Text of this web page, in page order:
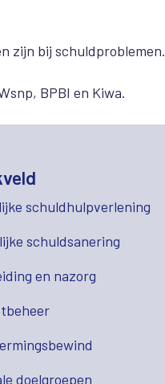
zijn bij schuldproblemen.
BPBI en Kiwa.
schuldhulpverlening
schuldsanering
en nazorg
doelgroepen